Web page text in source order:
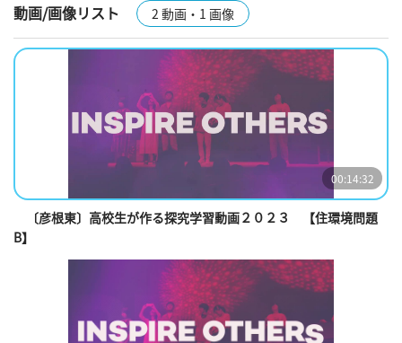
動画/画像リスト 2 動画・1 画像
00:14:32
〔彦根東〕高校生が作る探究学習動画２０２３ 【住環境問題
B】